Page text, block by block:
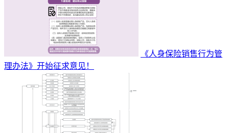
《人身保险销售行为管
理办法》开始征求意见！